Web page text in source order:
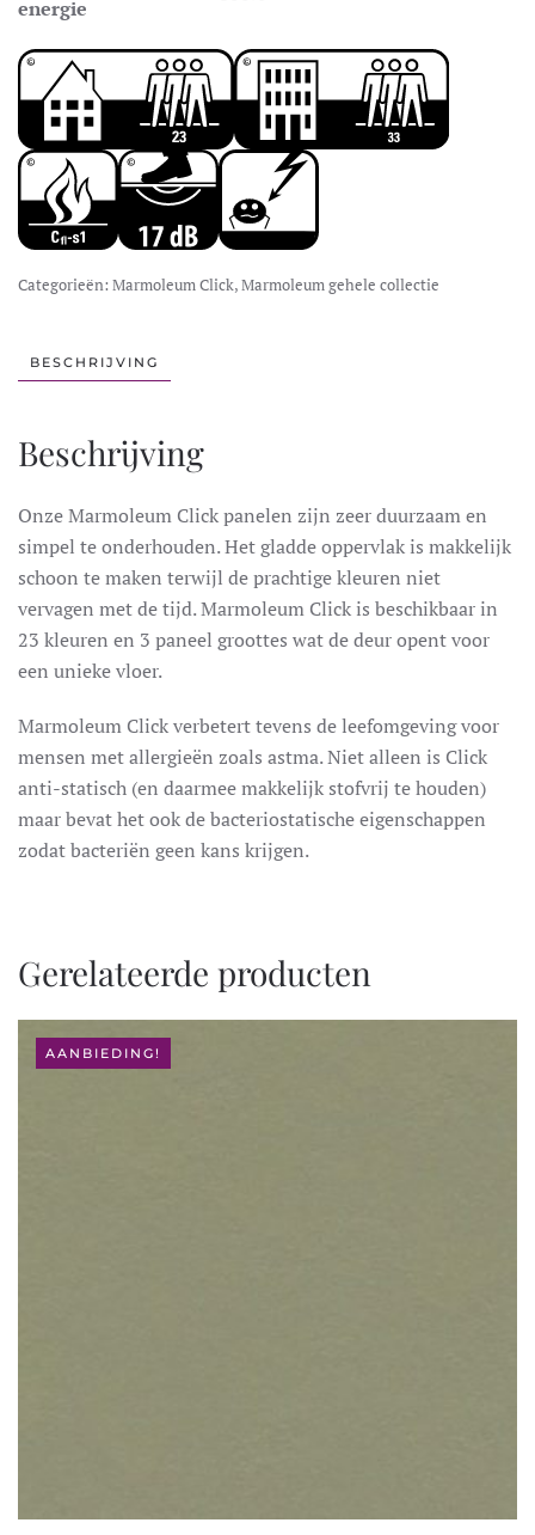
energie
Categorieën: Marmoleum Click,Marmoleum gehele collectie
BESCHRIJVING
Beschrijving
Onze Marmoleum Click panelen zijn zeer duurzaam en
simpel te onderhouden. Het gladde oppervlak is makkelijk
schoon te maken terwijl de prachtige kleuren niet
vervagen met de tijd. Marmoleum Click is beschikbaar in
23 kleuren en 3 paneel groottes wat de deur opent voor
een unieke vloer.
Marmoleum Click verbetert tevens de leefomgeving voor
mensen met allergieën zoals astma. Niet alleen is Click
anti-statisch (en daarmee makkelijk stofvrij te houden)
maar bevat het ook de bacteriostatische eigenschappen
zodat bacteriën geen kans krijgen.
Gerelateerde producten
AANBIEDING!